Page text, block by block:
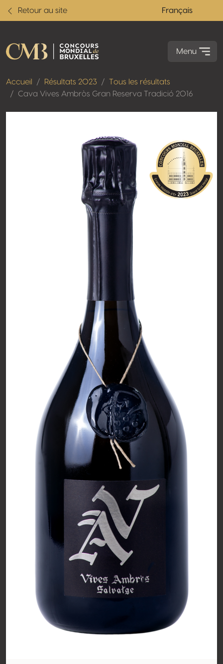
Retour au site Français
Menu
Accueil Résultats 2023
Tous les résultats
Cava Vives Ambròs Gran Reserva Tradició 2016